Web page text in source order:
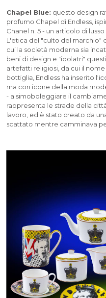
Chapel Blue: questo design
profumo Chapel di Endless,
Chanel n. 5 - un articolo di
L'etica del "culto del marchio"
cui la società moderna sia
beni di design e "idolatri"
artefatti religiosi, da cui il
bottiglia, Endless ha inserito
ma con icone della moda
- a simoboleggiare il
rappresenta le strade della
lavoro, ed è stato creato da
scattato mentre camminava